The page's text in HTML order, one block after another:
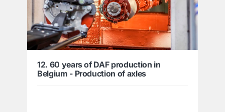
12. 60 years of DAF production in
Belgium - Production of axles